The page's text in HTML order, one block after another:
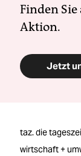
Finden
Aktion.
Jetzt
taz. die
wirtschaft +